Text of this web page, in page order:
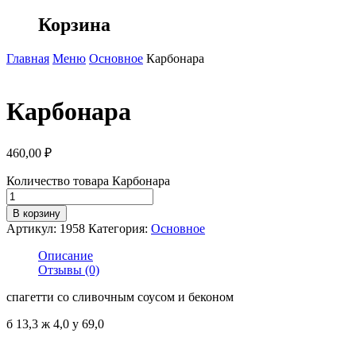
Корзина
Главная Меню Основное Карбонара
Карбонара
460,00 ₽
Количество товара Карбонара
В корзину
Артикул: 1958 Категория: Основное
Описание
Отзывы (0)
спагетти со сливочным соусом и беконом
б 13,3 ж 4,0 у 69,0